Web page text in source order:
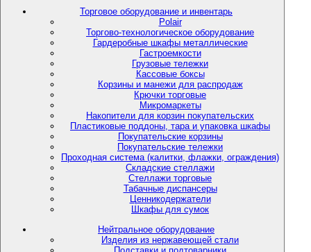
Торговое оборудование и инвентарь
Polair
Торгово-технологическое оборудование
Гардеробные шкафы металлические
Гастроемкости
Грузовые тележки
Кассовые боксы
Корзины и манежи для распродаж
Крючки торговые
Микромаркеты
Накопители для корзин покупательских
Пластиковые поддоны, тара и упаковка шкафы
Покупательские корзины
Покупательские тележки
Проходная система (калитки, флажки, ограждения)
Складские стеллажи
Стеллажи торговые
Табачные диспансеры
Ценникодержатели
Шкафы для сумок
Нейтральное оборудование
Изделия из нержавеющей стали